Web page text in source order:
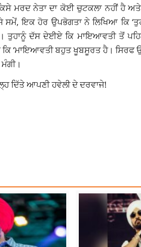
ਮਰਦ ਨੇਤਾ ਦਾ ਕੋਈ ਚੁਟਕਲਾ ਨਹੀਂ ਹੈ
ਸਮੇਂ, ਇਕ ਹੋਰ ਉਪਭੋਗਤਾ ਨੇ ਲਿਖਿਆ ਕਿ
ਦੱਸ ਦੇਈਏ ਕਿ ਮਾਇਆਵਤੀ ਤੋਂ
ਕਿ ‘ਮਾਇਆਵਤੀ ਬਹੁਤ ਖੂਬਸੂਰਤ ਹੈ।
ਦਿੱਤੇ ਆਪਣੀ ਹਵੇਲੀ ਦੇ ਦਰਵਾਜੇ!